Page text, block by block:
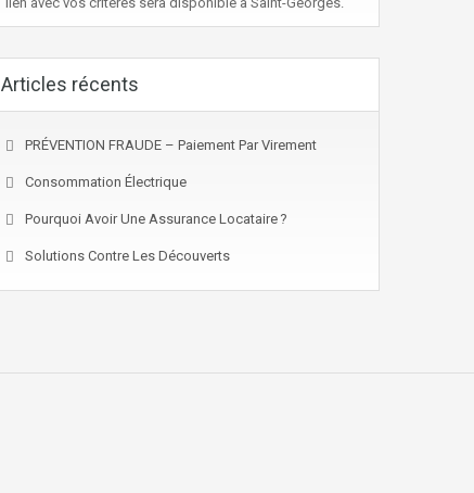
Articles récents
PRÉVENTION FRAUDE – Paiement Par Virement
Consommation Électrique
Pourquoi Avoir Une Assurance Locataire ?
Solutions Contre Les Découverts